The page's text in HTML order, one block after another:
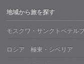
地域から旅を探す
モスクワ・サンクトペテル
ロシア 極東・シベリア